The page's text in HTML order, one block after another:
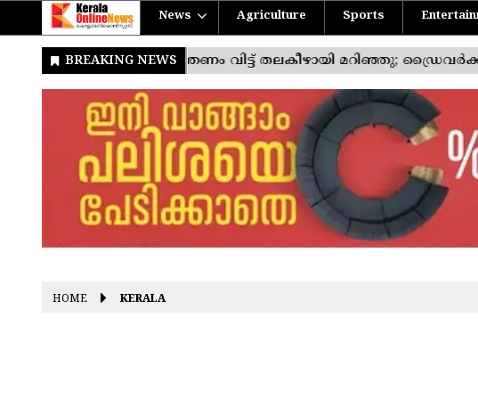
News Agriculture Sports
HOME KERALA